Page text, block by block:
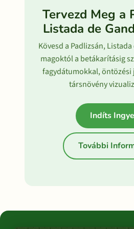
Tervezd Meg a
Listada de
Kövesd a Padlizsán,
magoktól a betákarításig
fagydátumokkal, öntözési
társnövény
Indíts
További